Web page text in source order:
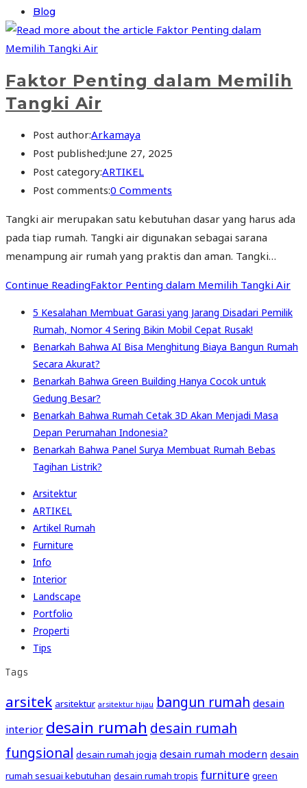
Blog
Faktor Penting dalam Memilih
Tangki Air
Post author:Arkamaya
Post published:June 27, 2025
Post category:ARTIKEL
Post comments:0 Comments
Tangki air merupakan satu kebutuhan dasar yang harus ada
pada tiap rumah. Tangki air digunakan sebagai sarana
menampung air rumah yang praktis dan aman. Tangki…
Continue ReadingFaktor Penting dalam Memilih Tangki Air
5 Kesalahan Membuat Garasi yang Jarang Disadari Pemilik
Rumah, Nomor 4 Sering Bikin Mobil Cepat Rusak!
Benarkah Bahwa AI Bisa Menghitung Biaya Bangun Rumah
Secara Akurat?
Benarkah Bahwa Green Building Hanya Cocok untuk
Gedung Besar?
Benarkah Bahwa Rumah Cetak 3D Akan Menjadi Masa
Depan Perumahan Indonesia?
Benarkah Bahwa Panel Surya Membuat Rumah Bebas
Tagihan Listrik?
Arsitektur
ARTIKEL
Artikel Rumah
Furniture
Info
Interior
Landscape
Portfolio
Properti
Tips
Tags
arsitek arsitektur arsitektur hijau bangun rumah desain
interior desain rumah desain rumah
fungsional desain rumah jogja desain rumah modern desain
rumah sesuai kebutuhan desain rumah tropis furniture green